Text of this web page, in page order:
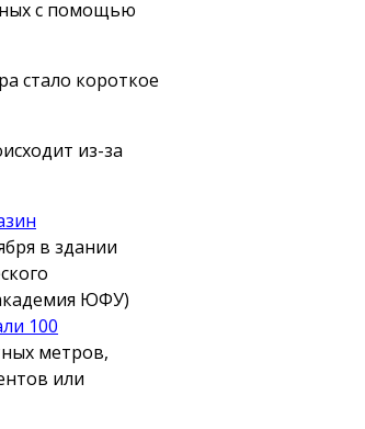
с помощью
стало короткое
из-за
в здании
ЮФУ)
100
метров,
или